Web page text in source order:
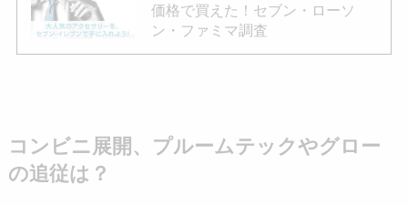
価格で買えた！セブン・ローソ
ン・ファミマ調査
コンビニ展開、プルームテックやグロー
の追従は？